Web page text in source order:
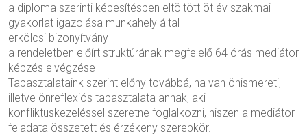
a diploma szerinti képesítésben eltöltött öt év szakmai
gyakorlat igazolása munkahely által
erkölcsi bizonyítvány
a rendeletben előírt struktúrának megfelelő 64 órás mediátor
képzés elvégzése
Tapasztalataink szerint előny továbbá, ha van önismereti,
illetve önreflexiós tapasztalata annak, aki
konfliktuskezeléssel szeretne foglalkozni, hiszen a mediátor
feladata összetett és érzékeny szerepkör.